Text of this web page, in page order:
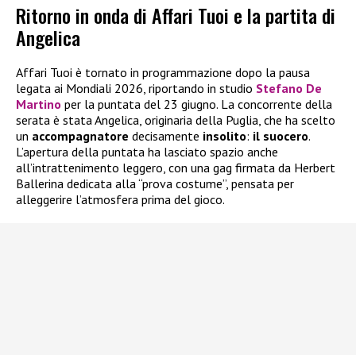
Ritorno in onda di Affari Tuoi e la partita di
Angelica
Affari Tuoi è tornato in programmazione dopo la pausa
legata ai Mondiali 2026, riportando in studio Stefano De
Martino per la puntata del 23 giugno. La concorrente della
serata è stata Angelica, originaria della Puglia, che ha scelto
un accompagnatore decisamente insolito: il suocero.
L’apertura della puntata ha lasciato spazio anche
all’intrattenimento leggero, con una gag firmata da Herbert
Ballerina dedicata alla “prova costume”, pensata per
alleggerire l’atmosfera prima del gioco.